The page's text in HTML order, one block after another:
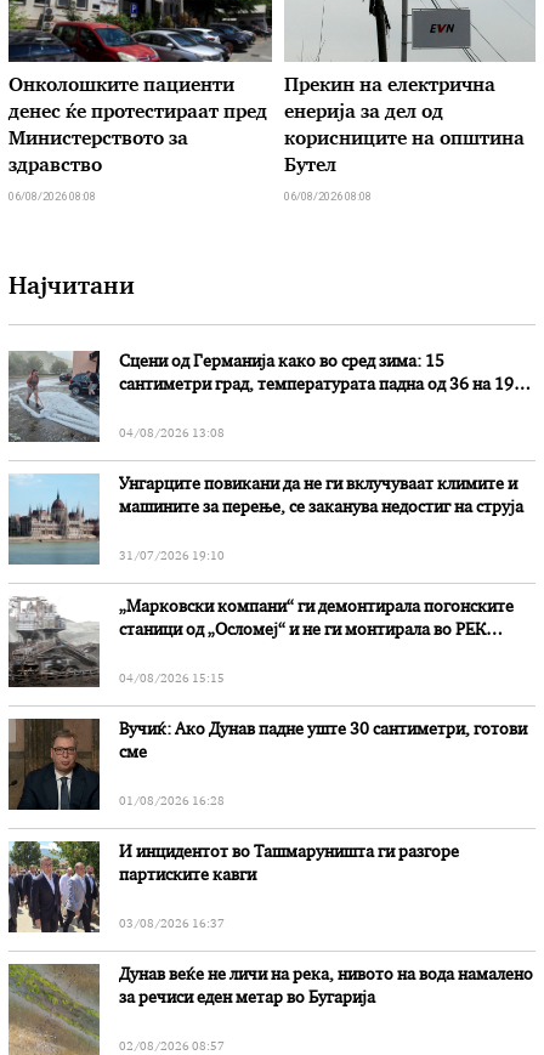
Онколошките пациенти
денес ќе протестираат пред
Министерството за
здравство
06/08/2026 08:08
Прекин на електрична
енерија за дел од
корисниците на општина
Бутел
06/08/2026 08:08
Најчитани
Сцени од Германија како во сред зима: 15
сантиметри град, температурата падна од 36 на 19
04/08/2026 13:08
Унгарците повикани да не ги вклучуваат климите и
машините за перење, се заканува недостиг на струја
31/07/2026 19:10
„Марковски компани“ ги демонтирала погонските
станици од „Осломеј“ и не ги монтирала во РЕК
04/08/2026 15:15
Вучиќ: Ако Дунав падне уште 30 сантиметри, готови
сме
01/08/2026 16:28
И инцидентот во Ташмаруништa ги разгоре
партиските кавги
03/08/2026 16:37
Дунав веќе не личи на река, нивото на вода намалено
за речиси еден метар во Бугарија
02/08/2026 08:57